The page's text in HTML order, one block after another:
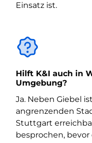
Einsatz ist.
Hilft K&I auch in
Umgebung?
Ja. Neben Giebel
angrenzenden
Stuttgart
besprochen,